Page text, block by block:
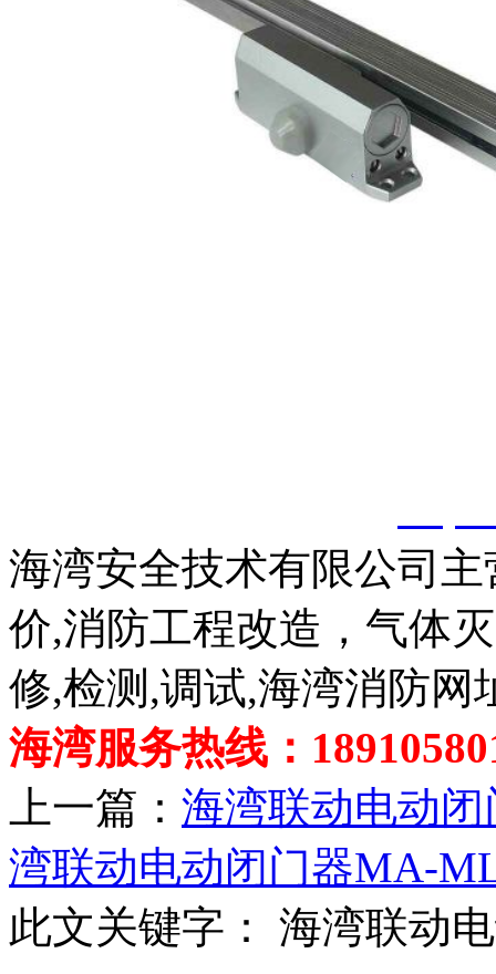
海湾安全技术有限公司
价,消防工程改造，气体
修,检测,调试,海湾消防网
海湾服务热线：
上一篇： 海湾联动电动
湾联动电动闭门器MA-
此文关键字：
海湾联动